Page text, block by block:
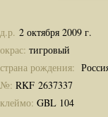
д.р. 2 октября 2009 г.
окрас: тигровый
страна рождения:
№: RKF 2637337
клеймо: GBL 104